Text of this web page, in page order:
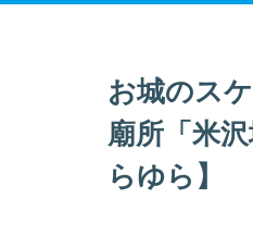
お城のス
廟所「米
らゆら】